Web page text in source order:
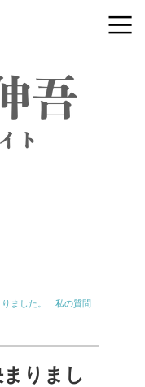
りました。 私の質問
りまし